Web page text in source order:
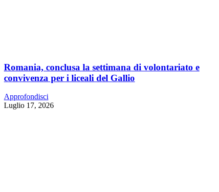
Romania, conclusa la settimana di volontariato e
convivenza per i liceali del Gallio
Approfondisci
Luglio 17, 2026